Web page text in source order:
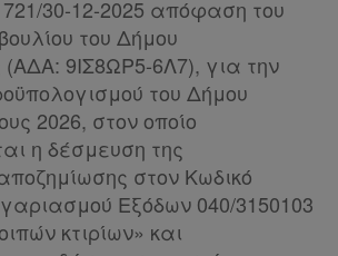
721/30-12-2025 απόφαση του
του Δήμου
9ΙΣ8ΩΡ5-6Λ7), για την
του Δήμου
2026, στον οποίο
η δέσμευση της
στον Κωδικό
Εξόδων 040/3150103
κτιρίων» και